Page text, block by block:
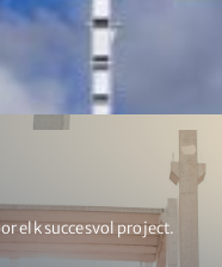
industrie- en
elk succesvol project.